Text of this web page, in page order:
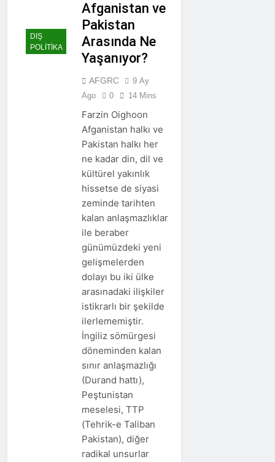
DIŞ
POLİTİKA
Afganistan ve
Pakistan
Arasında Ne
Yaşanıyor?
AFGRC
9 Ay
Ago
0 14 Mins
Farzin Oighoon
Afganistan halkı ve
Pakistan halkı her
ne kadar din, dil ve
kültürel yakınlık
hissetse de siyasi
zeminde tarihten
kalan anlaşmazlıklar
ile beraber
günümüzdeki yeni
gelişmelerden
dolayı bu iki ülke
arasınadaki ilişkiler
istikrarlı bir şekilde
ilerlememiştir.
İngiliz sömürgesi
döneminden kalan
sınır anlaşmazlığı
(Durand hattı),
Peştunistan
meselesi, TTP
(Tehrik-e Taliban
Pakistan), diğer
radikal unsurlar